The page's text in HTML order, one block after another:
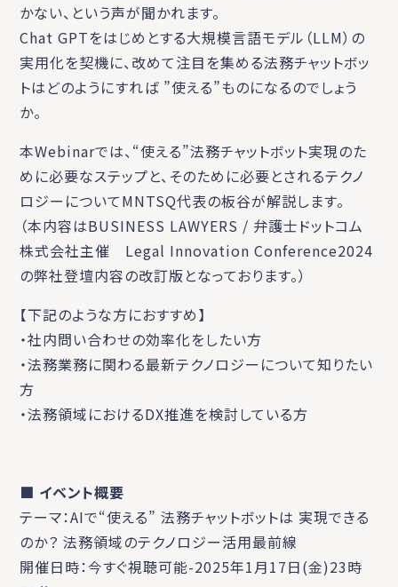
かない、という声が聞かれます。
Chat GPTをはじめとする大規模言語モデル（LLM）の
実用化を契機に、改めて注目を集める法務チャットボッ
トはどのようにすれば ”使える”ものになるのでしょう
か。
本Webinarでは、“使える”法務チャットボット実現のた
めに必要なステップと、そのために必要とされるテクノ
ロジーについてMNTSQ代表の板谷が解説します。
（本内容はBUSINESS LAWYERS / 弁護士ドットコム
株式会社主催 Legal Innovation Conference2024
の弊社登壇内容の改訂版となっております。）
【下記のような方におすすめ】
・社内問い合わせの効率化をしたい方
・法務業務に関わる最新テクノロジーについて知りたい
方
・法務領域におけるDX推進を検討している方
■ イベント概要
テーマ：AIで“使える” 法務チャットボットは 実現できる
のか？ 法務領域のテクノロジー活用最前線
開催日時：今すぐ視聴可能-2025年1月17日(金)23時